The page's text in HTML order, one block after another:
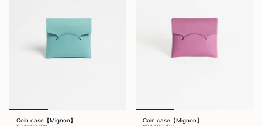
Coin case【Mignon】
Coin case【Mignon】